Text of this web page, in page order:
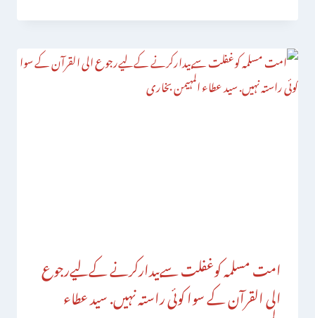
امت مسلمہ کوغفلت سےبیدارکرنے کےلیےرجوع
الی القرآن کے سوا کوئی راستہ نہیں. سید عطاء